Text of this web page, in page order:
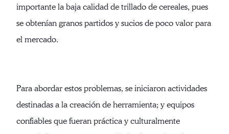
importante la baja calidad de trillado de cereales, pues
se obtenían granos partidos y sucios de poco valor para
el mercado.
Para abordar estos problemas, se iniciaron actividades
destinadas a la creación de herramienta; y equipos
confiables que fueran práctica y culturalmente